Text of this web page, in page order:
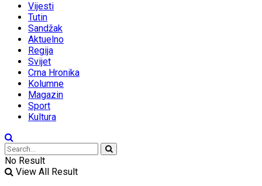
Vijesti
Tutin
Sandžak
Aktuelno
Regija
Svijet
Crna Hronika
Kolumne
Magazin
Sport
Kultura
No Result
View All Result